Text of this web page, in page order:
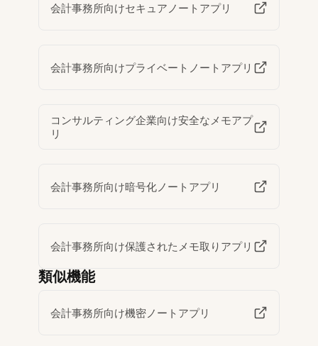
会計事務所向けセキュアノートアプリ
会計事務所向けプライベートノートアプリ
コンサルティング企業向け安全なメモアプ
リ
会計事務所向け暗号化ノートアプリ
会計事務所向け保護されたメモ取りアプリ
類似機能
会計事務所向け機密ノートアプリ